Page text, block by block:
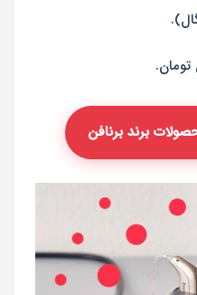
برند برنافن